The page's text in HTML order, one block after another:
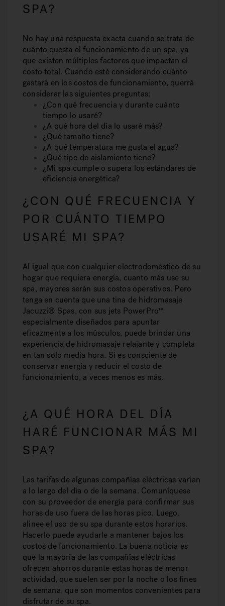
SPA?
No hay una respuesta exacta cuando se trata de
cuánto cuesta el funcionamiento de un spa, ya
que existen múltiples factores que impactan el
costo total. Cuando esté considerando cuánto
gastará en los costos de funcionamiento, querrá
considerar las siguientes preguntas:
¿Con qué frecuencia y durante cuánto
tiempo lo usaré?
¿A qué hora del día lo usaré más?
¿Qué tamaño tiene?
¿A qué temperatura me gusta el agua?
¿Qué tipo de aislamiento tiene?
¿Mi spa cumple o supera los estándares de
eficiencia energética?
¿CON QUÉ FRECUENCIA Y
POR CUÁNTO TIEMPO
USARÉ MI SPA?
Al igual que con cualquier electrodoméstico de su
hogar que requiera energía, cuanto más use su
spa, mayores serán sus costos operativos. Pero
tenga en cuenta que una tina de hidromasaje
Jacuzzi® Spas, con sus jets PowerPro™
especialmente diseñados para apuntar
eficazmente a los músculos, puede brindar una
experiencia de hidromasaje relajante y completa
en tan solo media hora. Si es consciente de
conservar energía y reducir el costo de
funcionamiento, a veces menos es más.
¿A QUÉ HORA DEL DÍA
HARÉ FUNCIONAR MÁS MI
SPA?
Las tarifas de algunas compañías eléctricas varían
a lo largo del día o de la semana. Comuníquese
con su proveedor de energía para confirmar sus
horas de uso fuera de las horas pico. Luego,
alinee el uso de su spa durante estos horarios.
Hacerlo puede ayudarle a mantener bajos los
costos de funcionamiento. La buena noticia es
que la mayoría de las compañías eléctricas
ofrecen ahorros durante estas horas de menor
actividad, que suelen ser por la noche o los fines
de semana, que son momentos convenientes para
disfrutar de su spa.